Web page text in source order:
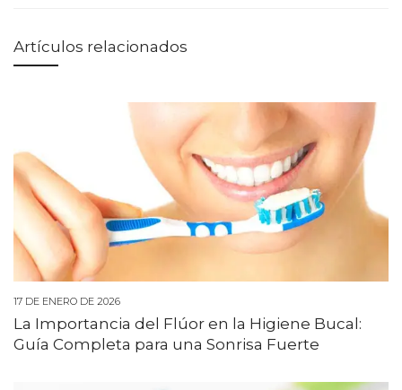
Artículos relacionados
17 DE ENERO DE 2026
La Importancia del Flúor en la Higiene Bucal:
Guía Completa para una Sonrisa Fuerte